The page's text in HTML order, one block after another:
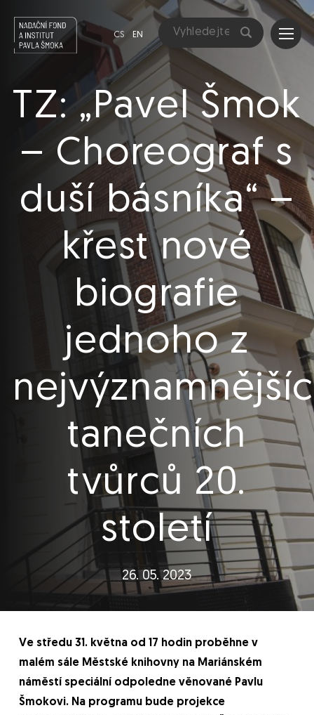
CS EN
TZ: „Pavel Šmok
– Choreograf s
duší básníka“ –
křest nové
biografie
jednoho z
tanečních
tvůrců 20.
století
26. 05. 2023
Ve středu 31. května od 17 hodin proběhne v
malém sále Městské knihovny na Mariánském
náměstí speciální odpoledne věnované Pavlu
Šmokovi. Na programu bude projekce